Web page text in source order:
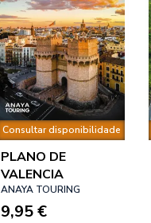
Consultar disponibilidade
PLANO DE
VALENCIA
ANAYA TOURING
9,95 €